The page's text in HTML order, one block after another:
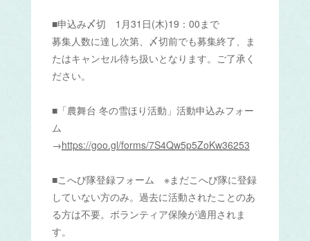
■申込み〆切 1月31日(木)19：00まで
募集人数に達し次第、〆切前でも募集終了、ま
たはキャンセル待ち扱いとなります。ご了承く
ださい。
■「農舞台 冬の雪ほり活動」活動申込みフォー
ム
→https://goo.gl/forms/7S4Qw5p5ZoKw36253
■こへび隊登録フォーム ※まだこへび隊に登録
していない方のみ。過去に活動されたことのあ
る方は不要。ボランティア保険が適用されま
す。